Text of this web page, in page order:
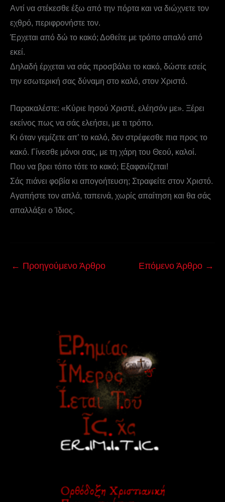
Αντί να στέκεσθε έξω από την πόρτα και να διώχνετε τον
εχθρό, περιφρονήστε τον.
Έρχεται από δώ το κακό; Δοθείτε με τρόπο απαλό από
εκεί.
Δηλαδή έρχεται να σάς προσβάλει το κακό, δώστε εσείς
την εσωτερική σας δύναμη στο καλό, στον Χριστό.
Παρακαλέστε: «Κύριε Ιησού Χριστέ, ελέησόν με». Ξέρει
εκείνος πως να σάς ελεήσει, με τι τρόπο.
Κι όταν γεμίζετε απ’ το καλό, δεν στρέφεσθε πια προς το
κακό. Γίνεσθε μόνοι σας, με τη χάρη του Θεού, καλοί.
Που να βρει τόπο τότε το κακό; Εξαφανίζεται!
Σάς πιάνει φοβία κι απογοήτευση; Στραφείτε στον Χριστό.
Αγαπήστε τον απλά, ταπεινά, χωρίς απαίτηση και θα σάς
απαλλάξει ο Ίδιος.
← Προηγούμενο Άρθρο Επόμενο Άρθρο →